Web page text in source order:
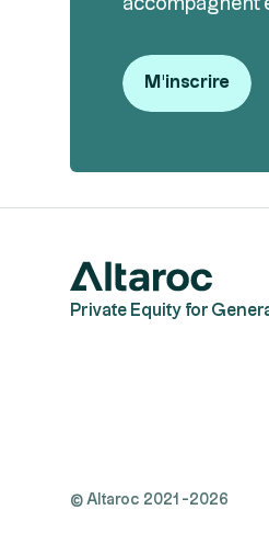
accompagnent
M'inscrire
Private Equity for
© Altaroc 2021 -2026